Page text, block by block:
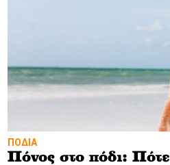
ΠΟΔΙΑ
Πόνος στο πόδι: Πότε